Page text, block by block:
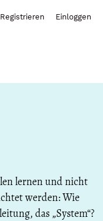
Registrieren Einloggen
lernen und nicht
werden: Wie
das „System“?